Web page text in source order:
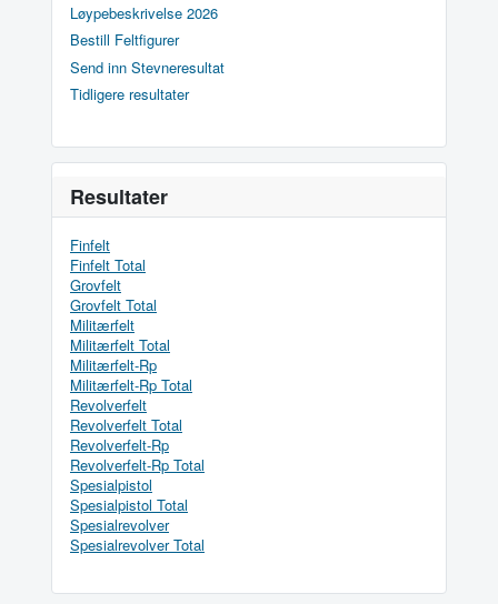
Løypebeskrivelse 2026
Bestill Feltfigurer
Send inn Stevneresultat
Tidligere resultater
Resultater
Finfelt
Finfelt Total
Grovfelt
Grovfelt Total
Militærfelt
Militærfelt Total
Militærfelt-Rp
Militærfelt-Rp Total
Revolverfelt
Revolverfelt Total
Revolverfelt-Rp
Revolverfelt-Rp Total
Spesialpistol
Spesialpistol Total
Spesialrevolver
Spesialrevolver Total